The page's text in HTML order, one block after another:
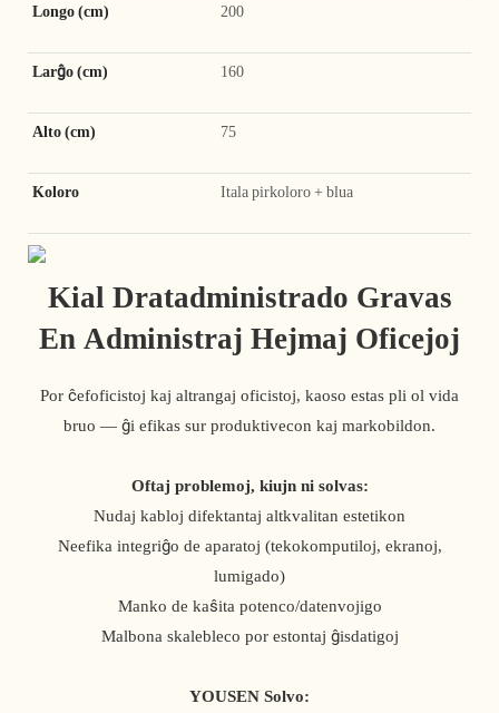
Longo (cm) 200
Larĝo (cm) 160
Alto (cm) 75
Koloro Itala pirkoloro + blua
Kial Dratadministrado Gravas
En Administraj Hejmaj Oficejoj
Por ĉefoficistoj kaj altrangaj oficistoj, kaoso estas pli ol vida
bruo — ĝi efikas sur produktivecon kaj markobildon.
Oftaj problemoj, kiujn ni solvas:
Nudaj kabloj difektantaj altkvalitan estetikon
Neefika integriĝo de aparatoj (tekokomputiloj, ekranoj,
lumigado)
Manko de kaŝita potenco/datenvojigo
Malbona skalebleco por estontaj ĝisdatigoj
YOUSEN Solvo: